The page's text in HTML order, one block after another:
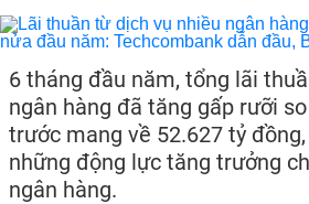
6 tháng đầu năm, tổng lãi
ngân hàng đã tăng gấp rưỡi
trước mang về 52.627 tỷ
những động lực tăng trưởng
ngân hàng.